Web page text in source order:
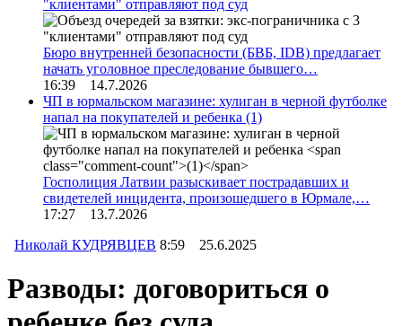
"клиентами" отправляют под суд
Бюро внутренней безопасности (БВБ, IDB) предлагает
начать уголовное преследование бывшего…
16:39 14.7.2026
ЧП в юрмальском магазине: хулиган в черной футболке
напал на покупателей и ребенка (1)
Госполиция Латвии разыскивает пострадавших и
свидетелей инцидента, произошедшего в Юрмале,…
17:27 13.7.2026
Николай КУДРЯВЦЕВ 8:59 25.6.2025
Разводы: договориться о